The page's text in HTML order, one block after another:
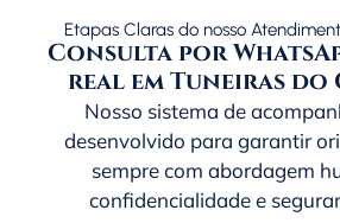
Etapas Claras do nosso
Consulta por
real em Tuneiras do
Nosso sistema de
desenvolvido para garantir
sempre com abordagem
confidencialidade e